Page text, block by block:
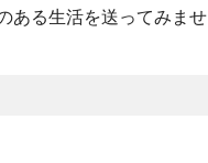
ある生活を送ってみませ